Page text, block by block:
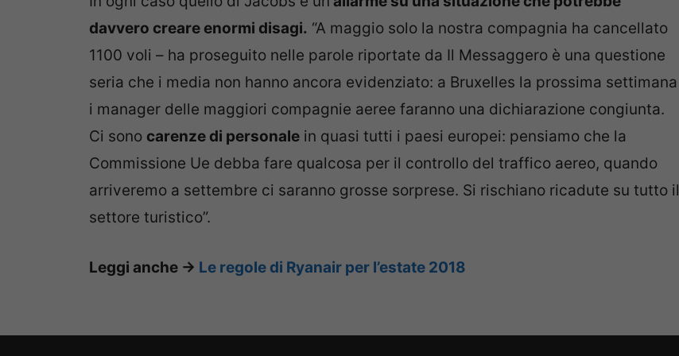
davvero creare enormi disagi. “A maggio solo la nostra compagnia ha cancellato
1100 voli – ha proseguito nelle parole riportate da Il Messaggero è una questione
seria che i media non hanno ancora evidenziato: a Bruxelles la prossima settimana
i manager delle maggiori compagnie aeree faranno una dichiarazione congiunta.
Ci sono carenze di personale in quasi tutti i paesi europei: pensiamo che la
Commissione Ue debba fare qualcosa per il controllo del traffico aereo, quando
arriveremo a settembre ci saranno grosse sorprese. Si rischiano ricadute su tutto il
settore turistico”.
Leggi anche -> Le regole di Ryanair per l’estate 2018